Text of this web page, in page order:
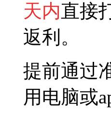
天内直接
返利。
提前通过
用电脑或